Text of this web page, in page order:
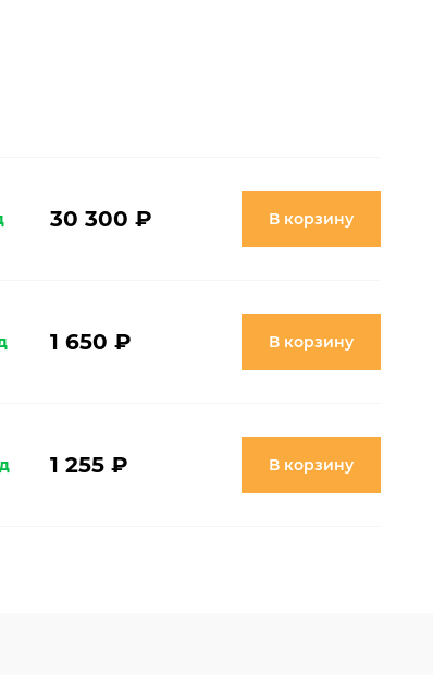
30 300 ₽ В корзину
1 650 ₽ В корзину
1 255 ₽ В корзину